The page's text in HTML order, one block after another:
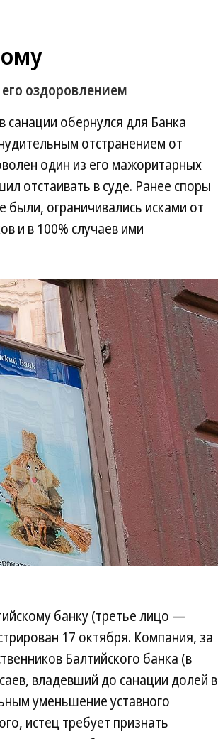
оздоровлением
санации обернулся для Банка
отстранением от
один из его мажоритарных
отстаивать в суде. Ранее споры
ограничивались исками от
и в 100% случаев ими
банку (третье лицо —
17 октября. Компания, за
Балтийского банка (в
владевший до санации долей в
уменьшение уставного
истец требует признать